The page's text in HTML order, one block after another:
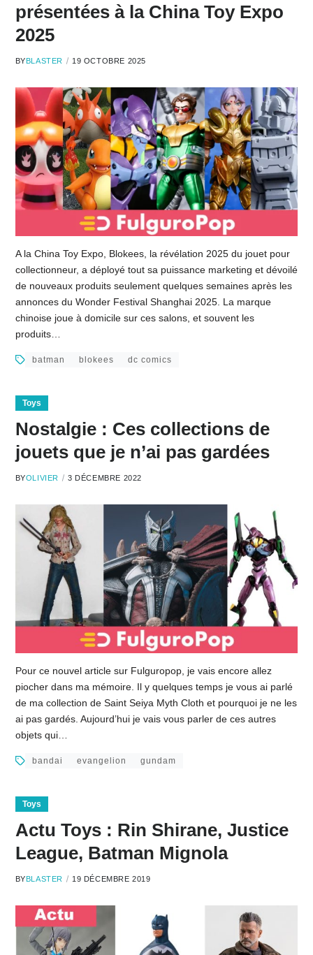
présentées à la China Toy Expo
2025
BYBLASTER 19 OCTOBRE 2025
A la China Toy Expo, Blokees, la révélation 2025 du jouet pour
collectionneur, a déployé tout sa puissance marketing et dévoilé
de nouveaux produits seulement quelques semaines après les
annonces du Wonder Festival Shanghai 2025. La marque
chinoise joue à domicile sur ces salons, et souvent les
produits…
batman blokees dc comics
Toys
Nostalgie : Ces collections de
jouets que je n’ai pas gardées
BYOLIVIER 3 DÉCEMBRE 2022
Pour ce nouvel article sur Fulguropop, je vais encore allez
piocher dans ma mémoire. Il y quelques temps je vous ai parlé
de ma collection de Saint Seiya Myth Cloth et pourquoi je ne les
ai pas gardés. Aujourd’hui je vais vous parler de ces autres
objets qui…
bandai evangelion gundam
Toys
Actu Toys : Rin Shirane, Justice
League, Batman Mignola
BY BLASTER 19 DÉCEMBRE 2019